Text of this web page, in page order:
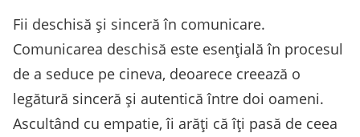
Fii deschisă și sinceră în comunicare.
Comunicarea deschisă este esențială în procesul
de a seduce pe cineva, deoarece creează o
legătură sinceră și autentică între doi oameni.
Ascultând cu empatie, îi arăți că îți pasă de ceea